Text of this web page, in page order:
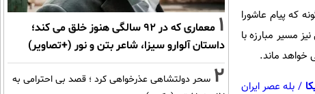
که پیام عاشورا
مسیر مبارزه با
خواهد ماند.
/ بله عصر ایران
1
معماری که در 92 سالگی هنوز خلق می کند؛
داستان آلوارو سیزا، شاعر بتن و نور (+تصاویر)
2 سحر دولتشاهی عذرخواهی کرد ؛ قصد بی احترامی به